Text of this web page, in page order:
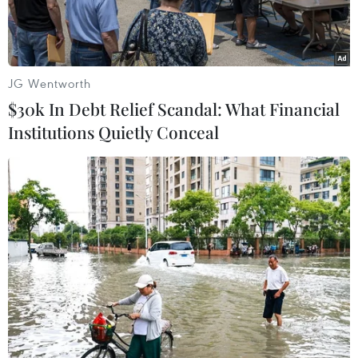
(Nguồn: Reuters)
Sau Hạ viện, Ủy ban chính sách đối ngoại
Thượng viện Thụy Sĩ ngày 13/2 đã thông qua nội
dung chung của dự thảo ủy nhiệm đàm phán
với Liên minh châu Âu (EU) do chính phủ Thụy
JG Wentworth
$30k In Debt Relief Scandal: What Financial
Institutions Quietly Conceal